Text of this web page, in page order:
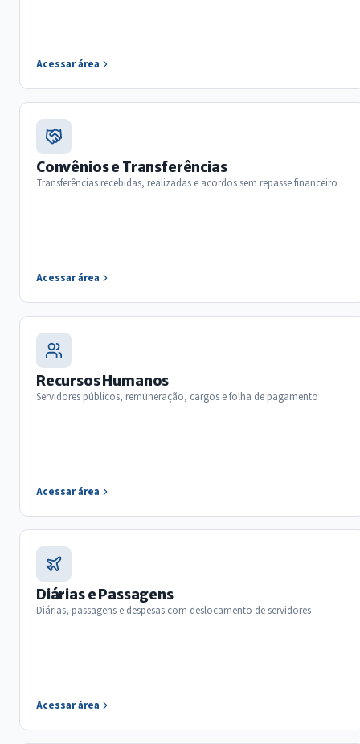
Acessar área
Convênios e Transferências
Transferências recebidas, realizadas e acordos sem repasse financeiro
Acessar área
Recursos Humanos
Servidores públicos, remuneração, cargos e folha de pagamento
Acessar área
Diárias e Passagens
Diárias, passagens e despesas com deslocamento de servidores
Acessar área